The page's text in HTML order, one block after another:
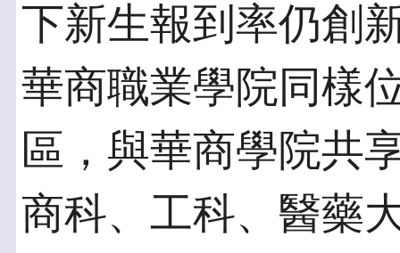
下新生報到率仍創
華商職業學院同樣
區，與華商學院共
商科、工科、醫藥